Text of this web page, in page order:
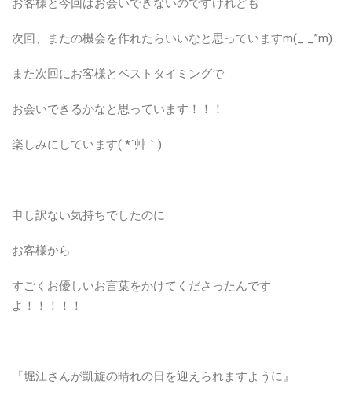
お客様と今回はお会いできないのですけれども
次回、またの機会を作れたらいいなと思っていますm(_ _”m)
また次回にお客様とベストタイミングで
お会いできるかなと思っています！！！
楽しみにしています( *´艸｀)
申し訳ない気持ちでしたのに
お客様から
すごくお優しいお言葉をかけてくださったんです
よ！！！！！
『堀江さんが凱旋の晴れの日を迎えられますように』